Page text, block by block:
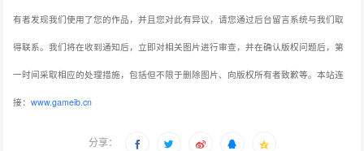
有者发现我们使用了您的作品，并且您对此有异议，请您通过后台留言系统与我们取
得联系。我们将在收到通知后，立即对相关图片进行审查，并在确认版权问题后，第
一时间采取相应的处理措施，包括但不限于删除图片、向版权所有者致歉等。本站连
接：www.gameib.cn
分享：